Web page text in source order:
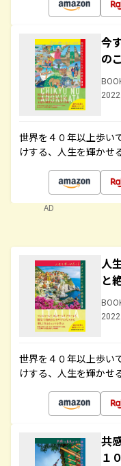
今
の
世界を４０年以上歩い
けする、人生を輝かせ
AD
人
と
世界を４０年以上歩い
けする、人生を輝かせ
共
１